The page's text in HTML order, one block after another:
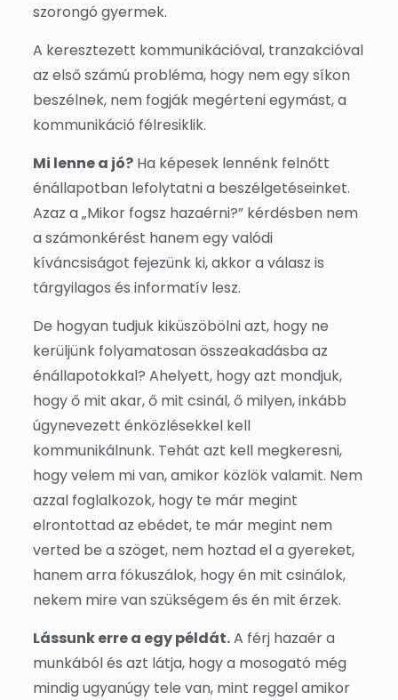
szorongó gyermek.
A keresztezett kommunikációval, tranzakcióval
az első számú probléma, hogy nem egy síkon
beszélnek, nem fogják megérteni egymást, a
kommunikáció félresiklik.
Mi lenne a jó?Ha képesek lennénk felnőtt
énállapotban lefolytatni a beszélgetéseinket.
Azaz a „Mikor fogsz hazaérni?” kérdésben nem
a számonkérést hanem egy valódi
kíváncsiságot fejezünk ki, akkor a válasz is
tárgyilagos és informatív lesz.
De hogyan tudjuk kiküszöbölni azt, hogy ne
kerüljünk folyamatosan összeakadásba az
énállapotokkal? Ahelyett, hogy azt mondjuk,
hogy ő mit akar, ő mit csinál, ő milyen, inkább
úgynevezett énközlésekkel kell
kommunikálnunk. Tehát azt kell megkeresni,
hogy velem mi van, amikor közlök valamit. Nem
azzal foglalkozok, hogy te már megint
elrontottad az ebédet, te már megint nem
verted be a szöget, nem hoztad el a gyereket,
hanem arra fókuszálok, hogy én mit csinálok,
nekem mire van szükségem és én mit érzek.
Lássunk erre a egy példát.A férj hazaér a
munkából és azt látja, hogy a mosogató még
mindig ugyanúgy tele van, mint reggel amikor